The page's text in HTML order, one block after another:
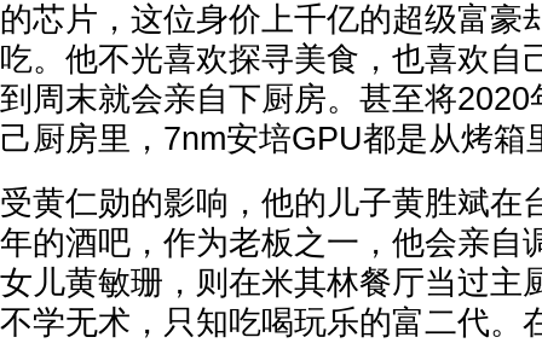
的芯片，这位身价上千亿的超级富豪
吃。他不光喜欢探寻美食，也喜欢自
到周末就会亲自下厨房。甚至将
己厨房里，7nm安培GPU都是从烤箱
受黄仁勋的影响，他的儿子黄胜斌在
年的酒吧，作为老板之一，他会亲自
女儿黄敏珊，则在米其林餐厅当过主
不学无术，只知吃喝玩乐的富二代。